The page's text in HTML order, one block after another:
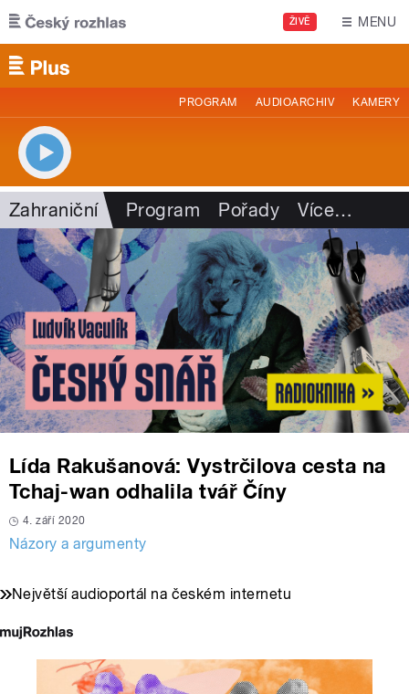
Přejít k hlavnímu obsahu
ŽIVĚ MENU
PROGRAM AUDIOARCHIV KAMERY
Zahraniční Program Pořady Více…
Lída Rakušanová: Vystrčilova cesta na
Tchaj-wan odhalila tvář Číny
4. září 2020
Názory a argumenty
Největší audioportál na českém internetu